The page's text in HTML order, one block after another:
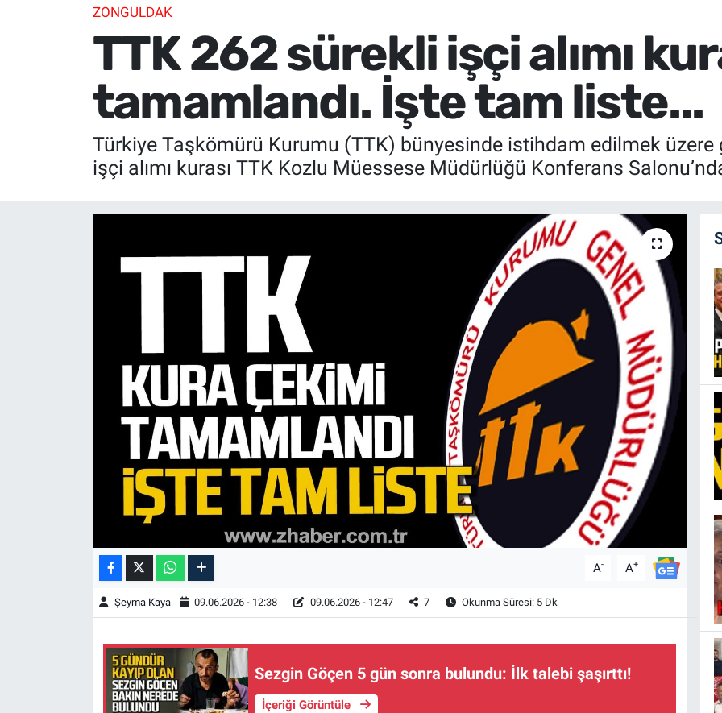
ZONGULDAK
TTK 262 sürekli işçi alımı
tamamlandı. İşte tam liste...
Türkiye Taşkömürü Kurumu (TTK) bünyesinde istihdam edilmek
işçi alımı kurası TTK Kozlu Müessese Müdürlüğü Konferans
A- A+
Şeyma Kaya 09.06.2026 - 12:38 09.06.2026 - 12:47 7 Okunma Süresi: 5 Dk
Sezgin Göçen 5 gün sonra bulundu: İlk talebi şaşırttı!
İçeriği Görüntüle